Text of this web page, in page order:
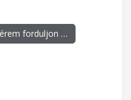
forduljon …